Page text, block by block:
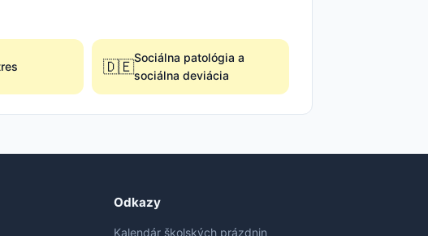
🇩🇪Sociálna patológia a
sociálna deviácia
Odkazy
Kalendár školských prázdnin